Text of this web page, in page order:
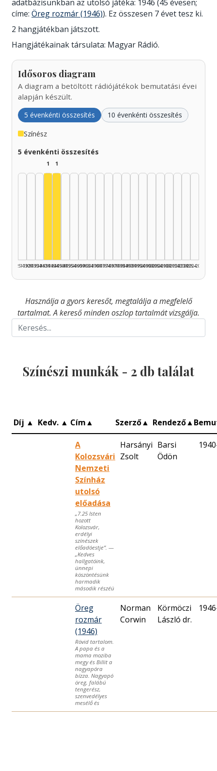
adatbázisunkban az utolsó játéka: 1946 (45 évesen;
címe: Öreg rozmár (1946)). Ez összesen 7 évet tesz ki.
2 hangjátékban játszott.
Hangjátékainak társulata: Magyar Rádió.
Idősoros diagram
A diagram a betöltött rádiójátékok bemutatási évei
alapján készült.
5 évenkénti összesítés 10 évenkénti összesítés
Színész
5 évenkénti összesítés
1925–1929
1930–1934
1935–1939
1
1940–1944
1
1945–1949
1950–1954
1955–1959
1960–1964
1965–1969
1970–1974
1975–1979
1980–1984
1985–1989
1990–1994
1995–1999
2000–2004
2005–2009
2010–2014
2015–2019
2020–2024
2025–2026
Használja a gyors keresőt, megtalálja a megfelelő
tartalmat. A kereső minden oszlop tartalmát vizsgálja.
Színészi munkák - 2 db találat
Díj ▲ Kedv. ▲ Cím▲ Szerző▲ Rendező▲
A
Kolozsvári
Nemzeti
Színház
utolsó
előadása
„7.25 Isten
hozott
Kolozsvár,
erdélyi
színészek
előadóestje”. —
„Kedves
hallgatóink,
ünnepi
köszöntésünk
harmadik
második részéü
Harsányi
Zsolt
Barsi
Ödön
Öreg
rozmár
(1946)
Rövid tartalom.
A papa és a
mama moziba
megy és Billit a
nagyapóra
bízza. Nagyapó
öreg, falábú
tengerész,
szenvedélyes
mesélő és
Norman
Corwin
Körmöczi
László dr.